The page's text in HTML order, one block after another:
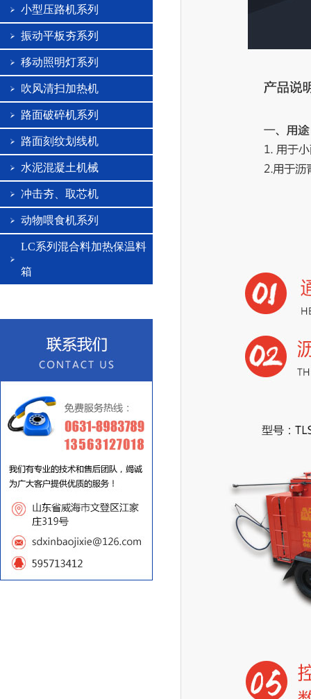
小型压路机系列
振动平板夯系列
移动照明灯系列
吹风清扫加热机
路面破碎机系列
路面刻纹划线机
水泥混凝土机械
冲击夯、取芯机
动物喂食机系列
LC系列混合料加热保温料
箱